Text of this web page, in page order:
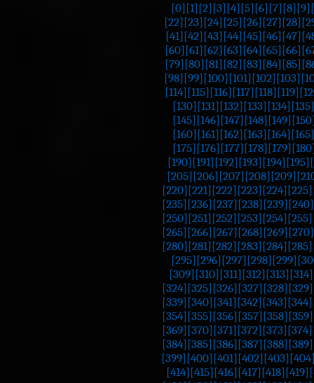
[0] [1] [2] [3] [4] [5] [6] [7] [8] [9]
[22] [23] [24] [25] [26] [27] [28]
[41] [42] [43] [44] [45] [46] [47]
[60] [61] [62] [63] [64] [65] [66]
[79] [80] [81] [82] [83] [84] [85]
[98] [99] [100] [101] [102] [103]
[114] [115] [116] [117] [118] [119]
[130] [131] [132] [133] [134] [135]
[145] [146] [147] [148] [149]
[160] [161] [162] [163] [164] [165]
[175] [176] [177] [178] [179]
[190] [191] [192] [193] [194] [195]
[205] [206] [207] [208] [209]
[220] [221] [222] [223] [224] [225]
[235] [236] [237] [238] [239] [240]
[250] [251] [252] [253] [254] [255]
[265] [266] [267] [268] [269] [270]
[280] [281] [282] [283] [284] [285]
[295] [296] [297] [298] [299]
[309] [310] [311] [312] [313] [314]
[324] [325] [326] [327] [328] [329]
[339] [340] [341] [342] [343] [344]
[354] [355] [356] [357] [358] [359]
[369] [370] [371] [372] [373] [374]
[384] [385] [386] [387] [388] [389]
[399] [400] [401] [402] [403]
[414] [415] [416] [417] [418] [419]